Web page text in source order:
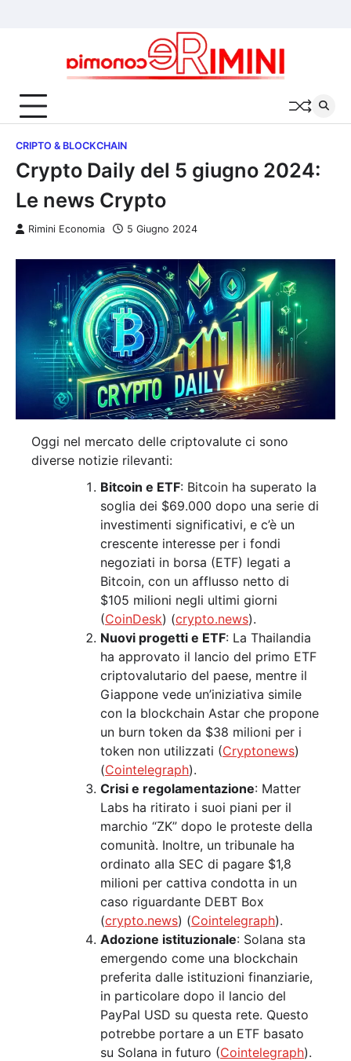
siamo
Policy
Policy
CRIPTO & BLOCKCHAIN
Crypto Daily del 5 giugno 2024:
Le news Crypto
Rimini Economia 5 Giugno 2024
Oggi nel mercato delle criptovalute ci sono
diverse notizie rilevanti:
Bitcoin e ETF: Bitcoin ha superato la
soglia dei $69.000 dopo una serie di
investimenti significativi, e c’è un
crescente interesse per i fondi
negoziati in borsa (ETF) legati a
Bitcoin, con un afflusso netto di
$105 milioni negli ultimi giorni​
(CoinDesk)​​ (crypto.news)​.
Nuovi progetti e ETF: La Thailandia
ha approvato il lancio del primo ETF
criptovalutario del paese, mentre il
Giappone vede un’iniziativa simile
con la blockchain Astar che propone
un burn token da $38 milioni per i
token non utilizzati​ (Cryptonews)​​
(Cointelegraph)​.
Crisi e regolamentazione: Matter
Labs ha ritirato i suoi piani per il
marchio “ZK” dopo le proteste della
comunità. Inoltre, un tribunale ha
ordinato alla SEC di pagare $1,8
milioni per cattiva condotta in un
caso riguardante DEBT Box​
(crypto.news)​​ (Cointelegraph)​.
Adozione istituzionale: Solana sta
emergendo come una blockchain
preferita dalle istituzioni finanziarie,
in particolare dopo il lancio del
PayPal USD su questa rete. Questo
potrebbe portare a un ETF basato
su Solana in futuro​ (Cointelegraph)​.